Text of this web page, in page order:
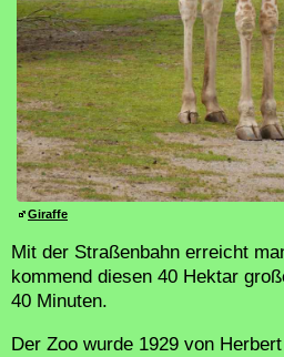
Giraffe
Mit der Straßenbahn erreicht
kommend diesen 40 Hektar
40 Minuten.
Der Zoo wurde 1929 von